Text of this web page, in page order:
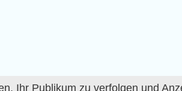
Ihr Publikum zu verfolgen und